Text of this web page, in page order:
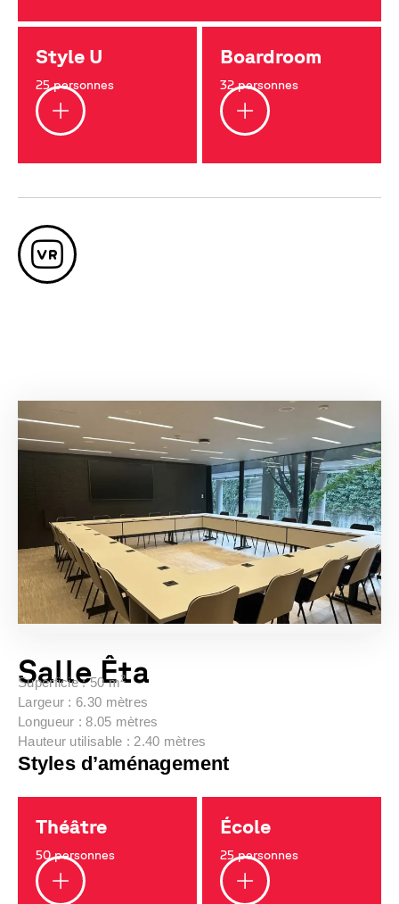
Style U
25 personnes
Boardroom
32 personnes
Salle Êta
Superficie : 50 m2
Largeur : 6.30 mètres
Longueur : 8.05 mètres
Hauteur utilisable : 2.40 mètres
Styles d’aménagement
Théâtre
50 personnes
École
25 personnes